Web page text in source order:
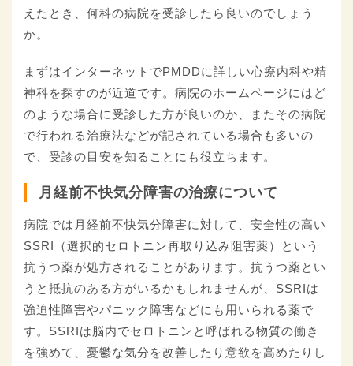
えたとき、何科の病院を受診したら良いのでしょう
か。
まずはインターネットでPMDDに詳しい心療内科や精
神科を探すのが近道です。病院のホームページにはど
のような場合に受診した方が良いのか、またその病院
で行われる治療法などが記されている場合も多いの
で、受診の目安を知ることにも役立ちます。
月経前不快気分障害の治療について
病院では月経前不快気分障害に対して、安全性の高い
SSRI（選択的セロトニン再取り込み阻害薬）という
抗うつ薬が処方されることがあります。抗うつ薬とい
うと抵抗のある方がいるかもしれませんが、SSRIは
強迫性障害やパニック障害などにも用いられる薬で
す。SSRIは脳内でセロトニンと呼ばれる物質の働き
を強めて、憂鬱な気分を改善したり意欲を高めたりし